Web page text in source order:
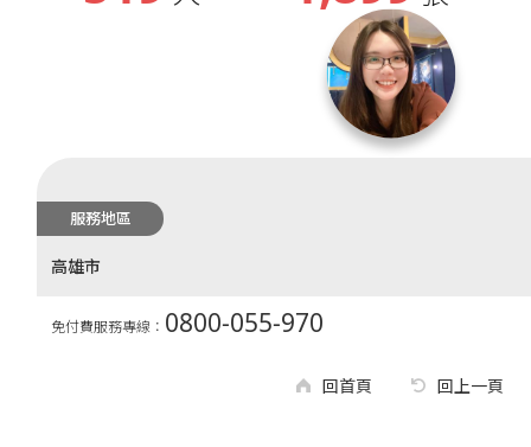
服務地區
高雄市
免付費服務專線： 0800-055-970
回首頁 回上一頁